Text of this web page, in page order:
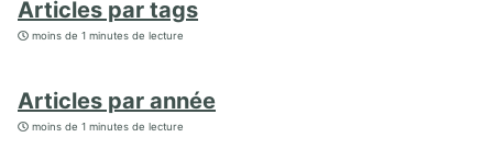
Articles par tags
moins de 1 minutes de lecture
Articles par année
moins de 1 minutes de lecture